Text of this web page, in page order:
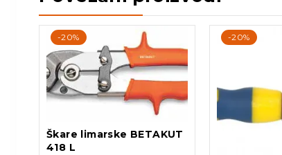
-20%
Škare limarske BETAKUT
418 L
-20%